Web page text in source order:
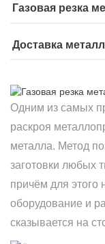
Газовая резка
Доставка
Одним из самых
раскроя
металла. Метод
заготовки любых
причём для этого
оборудование и
сказывается на